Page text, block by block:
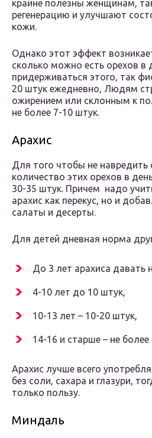
крайне полезны женщинам,
регенерацию и улучшают
кожи.
Однако этот эффект
сколько можно есть орехов в
придерживаться этого, так
20 штук ежедневно, Людям
ожирением или склонным к
не более 7-10 штук.
Арахис
Для того чтобы не навредить
количество этих орехов в
30-35 штук. Причем надо
арахис как перекус, но и
салаты и десерты.
Для детей дневная норма
До 3 лет арахиса давать
4-10 лет до 10 штук,
10-13 лет – 10-20 штук,
14-16 и старше – не более
Арахис лучше всего
без соли, сахара и глазури,
только пользу.
Миндаль